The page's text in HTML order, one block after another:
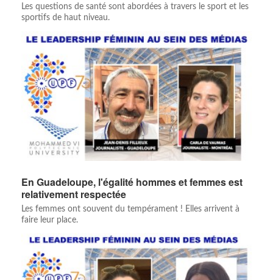
Les questions de santé sont abordées à travers le sport et les
sportifs de haut niveau.
En Guadeloupe, l'égalité hommes et femmes est
relativement respectée
Les femmes ont souvent du tempérament ! Elles arrivent à
faire leur place.